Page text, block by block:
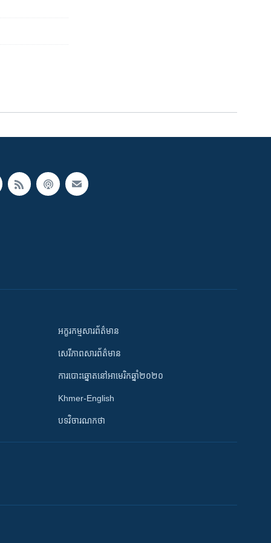
អក្ខរកម្មសារព័ត៌មាន
សេរីភាពសារព័ត៌មាន
ការបោះឆ្នោតនៅអាមេរិកឆ្នាំ២០២០
Khmer-English
បទវិចារណកថា